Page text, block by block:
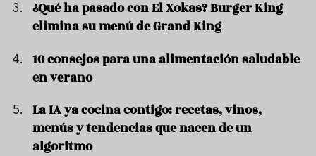
¿Qué ha pasado con El Xokas? Burger King
elimina su menú de Grand King
10 consejos para una alimentación saludable
en verano
La IA ya cocina contigo: recetas, vinos,
menús y tendencias que nacen de un
algoritmo